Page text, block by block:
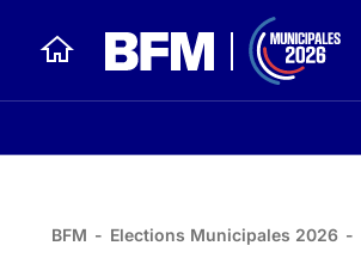
BFM - Elections Municipales 2026 -